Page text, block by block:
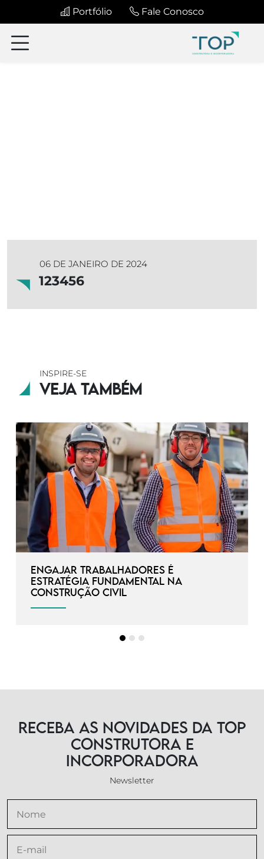
Portfólio Fale Conosco
06 DE JANEIRO DE 2024
123456
INSPIRE-SE
Veja também
Engajar trabalhadores é
estratégia fundamental na
construção civil
Receba as novidades da TOP
Construtora e
Incorporadora
Newsletter